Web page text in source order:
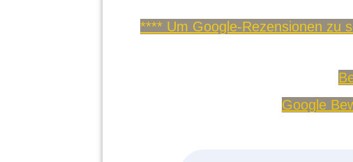
**** Um Google-Rezensionen zu
Google